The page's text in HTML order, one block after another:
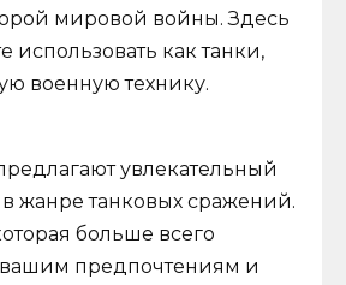
мировой войны. Здесь
использовать как танки,
военную технику.
увлекательный
жанре танковых сражений.
больше всего
вашим предпочтениям и